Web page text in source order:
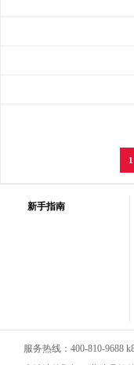
1
新手指南
服务热线：400-810-9688